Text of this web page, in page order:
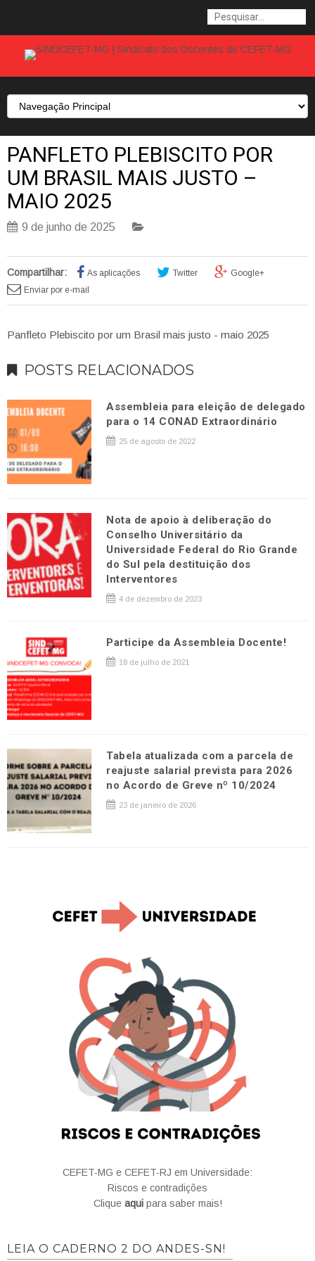
PANFLETO PLEBISCITO POR
UM BRASIL MAIS JUSTO –
MAIO 2025
9 de junho de 2025
Compartilhar: As aplicações Twitter
Google+
Enviar por e-mail
Panfleto Plebiscito por um Brasil mais justo - maio 2025
POSTS RELACIONADOS
Assembleia para eleição de delegado
para o 14 CONAD Extraordinário
25 de agosto de 2022
Nota de apoio à deliberação do
Conselho Universitário da
Universidade Federal do Rio Grande
do Sul pela destituição dos
Interventores
4 de dezembro de 2023
Participe da Assembleia Docente!
18 de julho de 2021
Tabela atualizada com a parcela de
reajuste salarial prevista para 2026
no Acordo de Greve nº 10/2024
23 de janeiro de 2026
CEFET-MG e CEFET-RJ em Universidade:
Riscos e contradições
Clique aquipara saber mais!
LEIA O CADERNO 2 DO ANDES-SN!